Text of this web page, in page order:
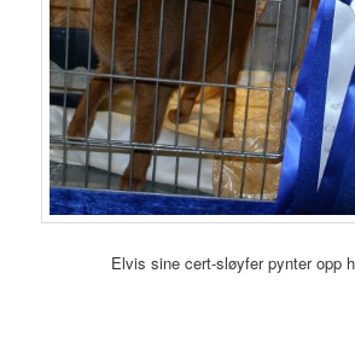
Elvis sine cert-sløyfer pynter opp